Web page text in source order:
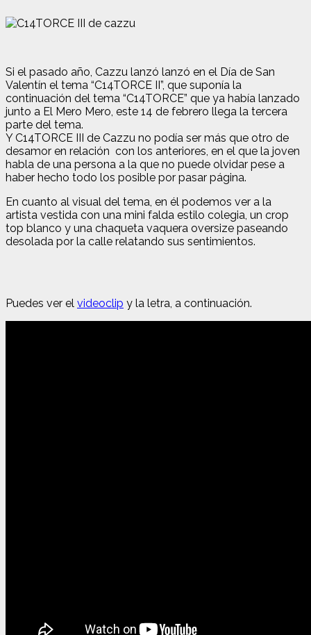
Si el pasado año, Cazzu lanzó lanzó en el Día de San
Valentín el tema “C14TORCE II”, que suponía la
continuación del tema “C14TORCE” que ya había lanzado
junto a El Mero Mero, este 14 de febrero llega la tercera
parte del tema.
Y C14TORCE III de Cazzu no podía ser más que otro de
desamor en relación con los anteriores, en el que la joven
habla de una persona a la que no puede olvidar pese a
haber hecho todo los posible por pasar página.
En cuanto al visual del tema, en él podemos ver a la
artista vestida con una mini falda estilo colegia, un crop
top blanco y una chaqueta vaquera oversize paseando
desolada por la calle relatando sus sentimientos.
Puedes ver el videoclip y la letra, a continuación.